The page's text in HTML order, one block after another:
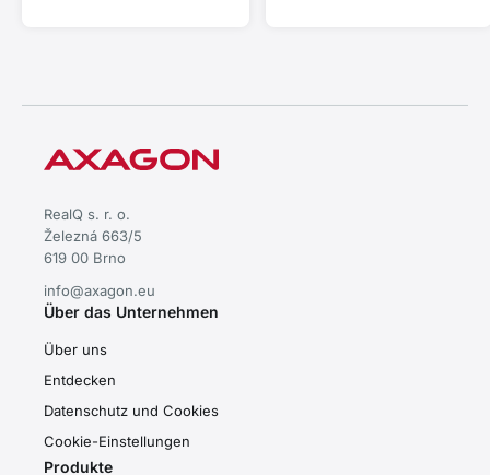
RealQ s. r. o.
Železná 663/5
619 00 Brno
info@axagon.eu
Über das Unternehmen
Über uns
Entdecken
Datenschutz und Cookies
Cookie-Einstellungen
Produkte